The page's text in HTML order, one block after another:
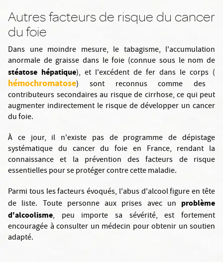
Autres facteurs de risque du cancer
du foie
Dans une moindre mesure, le tabagisme, l'accumulation
anormale de graisse dans le foie (connue sous le nom de
stéatose hépatique), et l'excédent de fer dans le corps (
hémochromatose) sont reconnus comme des
contributeurs secondaires au risque de cirrhose, ce qui peut
augmenter indirectement le risque de développer un cancer
du foie.
À ce jour, il n'existe pas de programme de dépistage
systématique du cancer du foie en France, rendant la
connaissance et la prévention des facteurs de risque
essentielles pour se protéger contre cette maladie.
Parmi tous les facteurs évoqués, l'abus d'alcool figure en tête
de liste. Toute personne aux prises avec un problème
d'alcoolisme, peu importe sa sévérité, est fortement
encouragée à consulter un médecin pour obtenir un soutien
adapté.